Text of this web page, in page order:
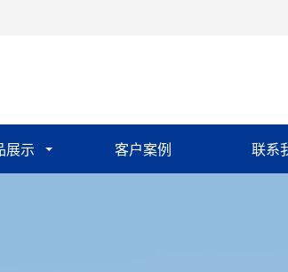
展示 客户案例 联系